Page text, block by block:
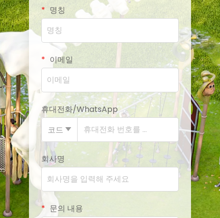
명칭
이메일
휴대전화/WhatsApp
코드
회사명
문의 내용